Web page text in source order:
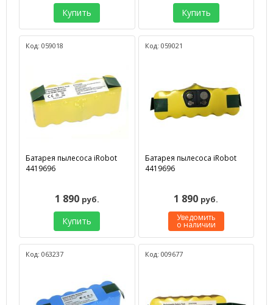
Купить Купить
Код: 059018
Батарея пылесоса iRobot
4419696
1 890 руб.
Купить
Код: 059021
Батарея пылесоса iRobot
4419696
1 890 руб.
Уведомить
о наличии
Код: 063237 Код: 009677